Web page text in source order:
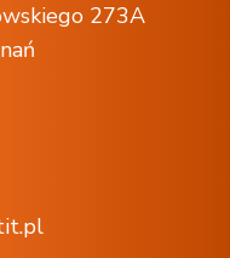
273A